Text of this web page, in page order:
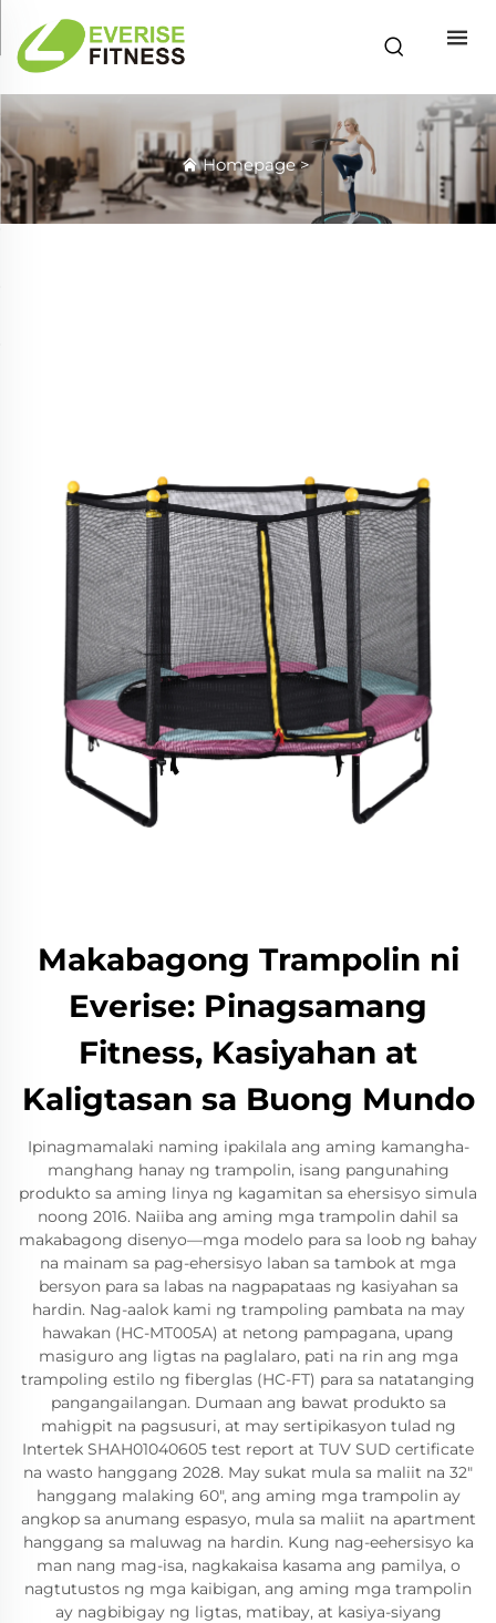
Homepage>
Makabagong Trampolin ni
Everise: Pinagsamang
Fitness, Kasiyahan at
Kaligtasan sa Buong Mundo
Ipinagmamalaki naming ipakilala ang aming kamangha-
manghang hanay ng trampolin, isang pangunahing
produkto sa aming linya ng kagamitan sa ehersisyo simula
noong 2016. Naiiba ang aming mga trampolin dahil sa
makabagong disenyo—mga modelo para sa loob ng bahay
na mainam sa pag-ehersisyo laban sa tambok at mga
bersyon para sa labas na nagpapataas ng kasiyahan sa
hardin. Nag-aalok kami ng trampoling pambata na may
hawakan (HC-MT005A) at netong pampagana, upang
masiguro ang ligtas na paglalaro, pati na rin ang mga
trampoling estilo ng fiberglas (HC-FT) para sa natatanging
pangangailangan. Dumaan ang bawat produkto sa
mahigpit na pagsusuri, at may sertipikasyon tulad ng
Intertek SHAH01040605 test report at TUV SUD certificate
na wasto hanggang 2028. May sukat mula sa maliit na 32"
hanggang malaking 60", ang aming mga trampolin ay
angkop sa anumang espasyo, mula sa maliit na apartment
hanggang sa maluwag na hardin. Kung nag-eehersisyo ka
man nang mag-isa, nagkakaisa kasama ang pamilya, o
nagtutustos ng mga kaibigan, ang aming mga trampolin
ay nagbibigay ng ligtas, matibay, at kasiya-siyang